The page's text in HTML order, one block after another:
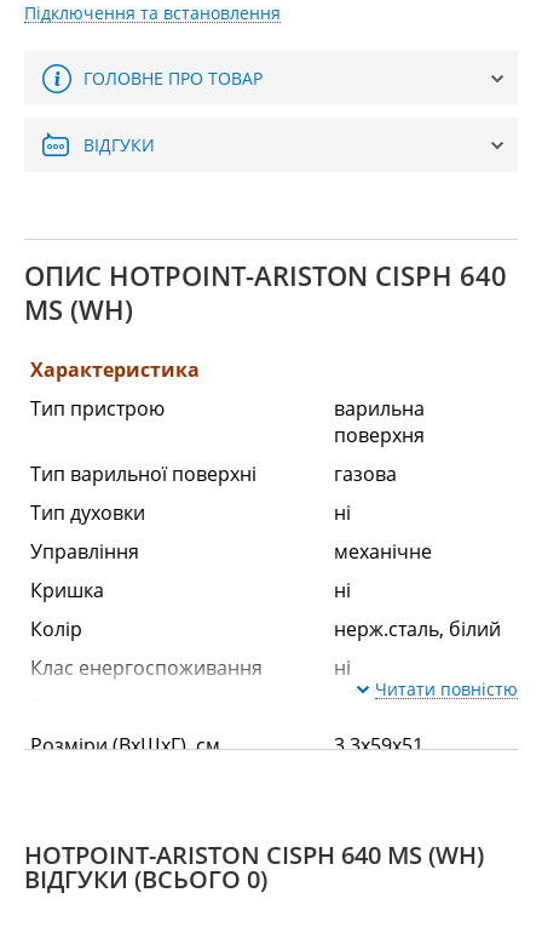
Підключення та встановлення
ГОЛОВНЕ ПРО ТОВАР
ВІДГУКИ
ОПИС HOTPOINT-ARISTON CISPH 640
MS (WH)
Характеристика
Тип пристрою
варильна
поверхня
Тип варильної поверхні
газова
Тип духовки
ні
Управління
механічне
Кришка
ні
Колір
нерж.сталь, білий
Клас енергоспоживання
ні
Розміри (ВхШхГ), см
3.3x59x51
Кількість газових конфорок
4
Кількість електричних
Читати повністю
HOTPOINT-ARISTON CISPH 640 MS (WH)
ВІДГУКИ (ВСЬОГО 0)